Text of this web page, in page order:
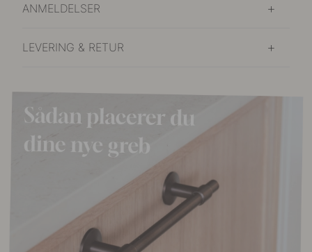
ANMELDELSER
LEVERING & RETUR